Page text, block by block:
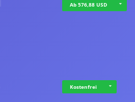
Ab 576,88 USD
Kostenfrei